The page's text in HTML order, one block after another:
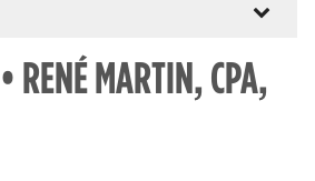
RENÉ MARTIN, CPA,